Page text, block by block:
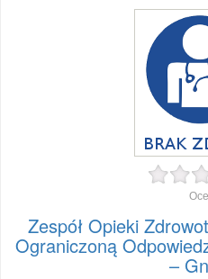
Zespół Opieki
Ograniczoną
–